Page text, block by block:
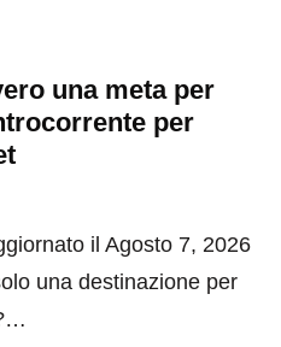
una meta per
per
il Agosto 7, 2026
una destinazione per